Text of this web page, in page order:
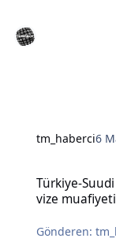
tm_haberci6
Türkiye-
vize
Gönderen: